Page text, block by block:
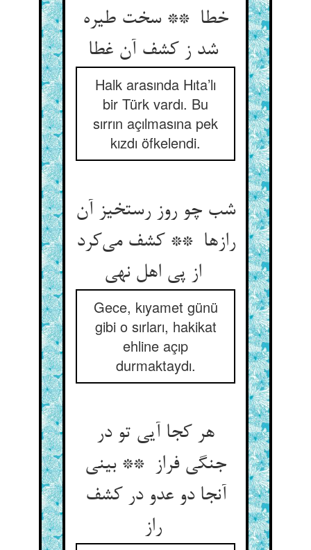
خطا ** سخت طیره
شد ز کشف آن غطا
Halk arasında Hıta’lı
bir Türk vardı. Bu
sırrın açılmasına pek
kızdı öfkelendi.
شب چو روز رستخیز آن
رازها ** کشف می‌کرد
Gece, kıyamet günü
gibi o sırları, hakikat
ehline açıp
durmaktaydı.
هر کجا آیی تو در
جنگی فراز ** بینی
آنجا دو عدو در کشف
راز